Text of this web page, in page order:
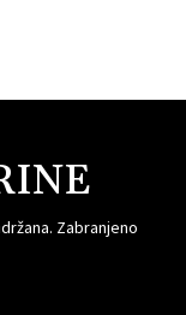
Zabranjeno